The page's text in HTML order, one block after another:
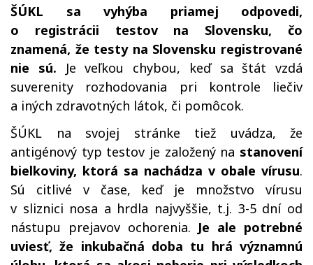
ŠÚKL sa vyhýba priamej odpovedi,
o registrácii testov na Slovensku, čo
znamená, že testy na Slovensku registrované
nie sú. Je veľkou chybou, keď sa štát vzdá
suverenity rozhodovania pri kontrole liečiv
a iných zdravotných látok, či pomôcok.
ŠÚKL na svojej stránke tiež uvádza, že
antigénový typ testov je založený na stanovení
bielkoviny, ktorá sa nachádza v obale vírusu.
Sú citlivé v čase, keď je množstvo vírusu
v sliznici nosa a hrdla najvyššie, t.j. 3-5 dní od
nástupu prejavov ochorenia. Je ale potrebné
uviesť, že inkubačná doba tu hrá významnú